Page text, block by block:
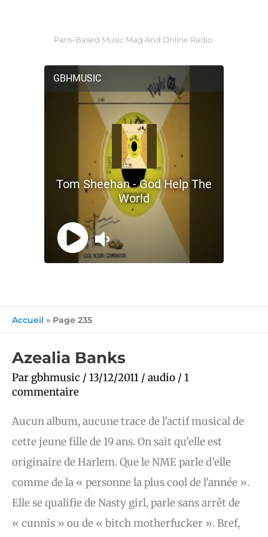
Paris-Based Music Mag And Online Radio.
Accueil » Page 235
Azealia Banks
Par gbhmusic / 13/12/2011 / audio / 1
commentaire
Aucun album, aucune trace de l’actif musical de
cette jeune fille de 19 ans. On sait qu’elle est
originaire de Harlem. Que le NME parle d’elle
comme de la « personne la plus cool de l’année ».
Elle se qualifie de Nasty girl, parle sans arrêt de
« cunnis » ou de « bitch motherfucker ». Bref,
Azealia
Banks